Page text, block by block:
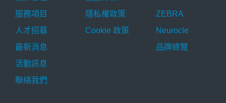
服務項目
人才招募
最新消息
活動訊息
聯絡我們
隱私權政策
Cookie 政策
ZEBRA
Neurocle
品牌總覽